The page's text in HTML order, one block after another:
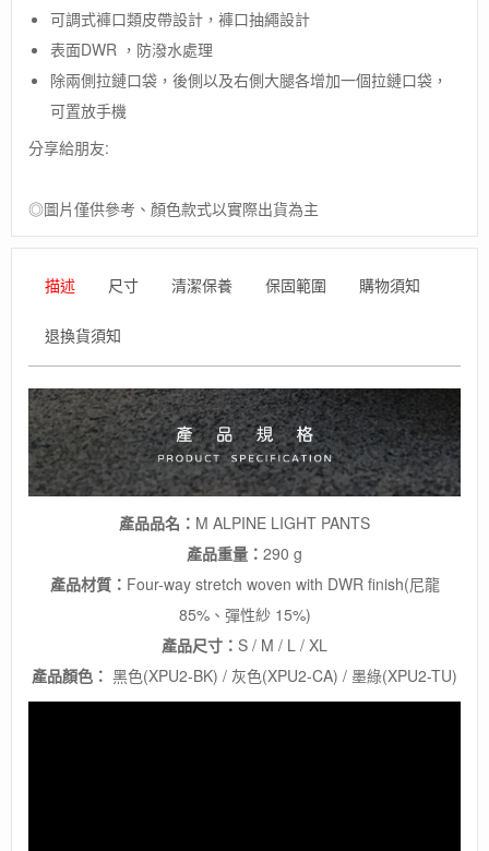
國
【Black
Diamond】
M
ALPINE
PANTS
款
輕
褲
數
量
可調式褲口類皮帶設計，褲口抽繩設計
表面DWR ，防潑水處理
除兩側拉鏈口袋，後側以及右側大腿各增加一個拉鏈口袋，
可置放手機
分享給朋友:
◎圖片僅供參考、顏色款式以實際出貨為主
描述 尺寸 清潔保養 保固範圍 購物須知
退換貨須知
產品品名： M ALPINE LIGHT PANTS
產品重量： 290 g
產品材質： Four-way stretch woven with DWR finish(尼龍
85%、彈性紗 15%)
產品尺寸： S / M / L / XL
產品顏色： 黑色(XPU2-BK) / 灰色(XPU2-CA) / 墨綠(XPU2-TU)